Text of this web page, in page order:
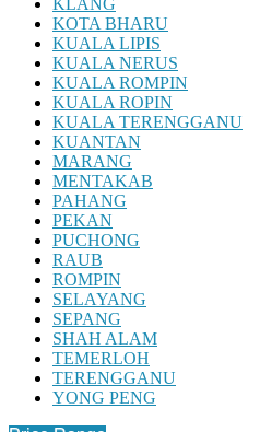
KOTA BHARU
KUALA LIPIS
KUALA NERUS
KUALA ROMPIN
KUALA ROPIN
KUALA TERENGGANU
KUANTAN
MARANG
MENTAKAB
PAHANG
PEKAN
PUCHONG
RAUB
ROMPIN
SELAYANG
SEPANG
SHAH ALAM
TEMERLOH
TERENGGANU
YONG PENG